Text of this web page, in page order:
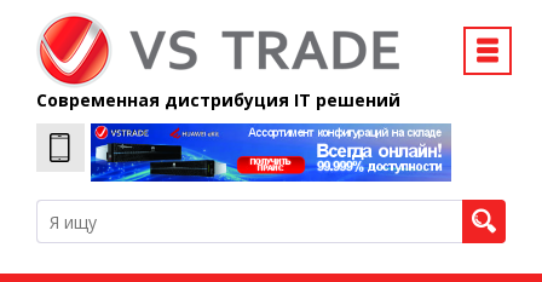
Современная дистрибуция IT решений